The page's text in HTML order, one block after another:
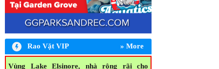
Rao Vặt VIP » More
RĂNG GIẢ Sửa chữa Hàm Răng Giả, nứt,